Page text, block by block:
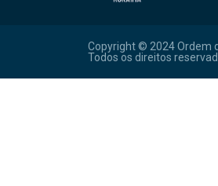
Copyright © 2024 Ordem
Todos os direitos